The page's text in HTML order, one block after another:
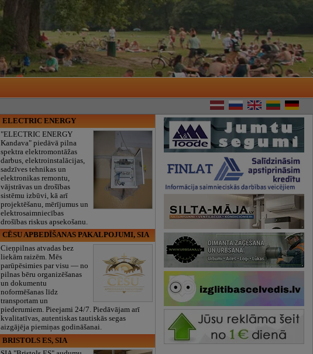
ELECTRIC ENERGY
"ELECTRIC ENERGY
Kandava" piedāvā pilna
spektra elektromontāžas
darbus, elektroinstalācijas,
sadzīves tehnikas un
elektronikas remontu,
vājstrāvas un drošības
sistēmu izbūvi, kā arī
projektēšanu, mērījumus un
elektrosaimniecības
drošības riskus apsekošanu.
CĒSU APBEDĪŠANAS PAKALPOJUMI, SIA
Cieņpilnas atvadas bez
liekām raizēm. Mēs
parūpēsimies par visu — no
pilnas bēru organizēšanas
un dokumentu
noformēšanas līdz
transportam un
piederumiem. Pieejami 24/7. Piedāvājam arī
kvalitatīvas, autentiskas tautiskās segas
aizgājēja piemiņas godināšanai.
BRISTOLS ES, SIA